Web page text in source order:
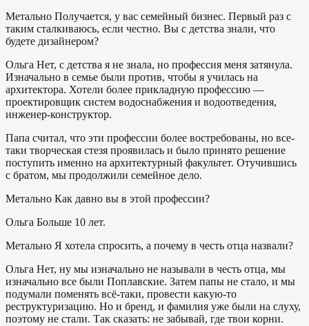
Метально Получается, у вас семейный бизнес. Первый раз с
таким сталкиваюсь, если честно. Вы с детства знали, что
будете дизайнером?
Ольга Нет, с детства я не знала, но профессия меня затянула.
Изначально в семье были против, чтобы я училась на
архитектора. Хотели более прикладную профессию —
проектировщик систем водоснабжения и водоотведения,
инженер-конструктор.
Папа считал, что эти профессии более востребованы, но все-
таки творческая стезя проявилась и было принято решение
поступить именно на архитектурный факультет. Отучившись
с братом, мы продолжили семейное дело.
Метально Как давно вы в этой профессии?
Ольга Больше 10 лет.
Метально Я хотела спросить, а почему в честь отца назвали?
Ольга Нет, ну мы изначально не называли в честь отца, мы
изначально все были Поплавские. Затем папы не стало, и мы
подумали поменять всё-таки, провести какую-то
реструктуризацию. Но и бренд, и фамилия уже были на слуху,
поэтому не стали. Так сказать: не забывай, где твои корни.